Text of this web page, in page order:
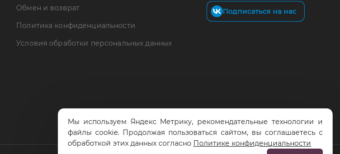
Обмен и возврат
Политика конфиденциальности
Условия обработки персональных данных
Подписаться на нас
Мы используем Яндекс Метрику, рекомендательные технологии и
файлы cookie. Продолжая пользоваться сайтом, вы соглашаетесь с
обработкой этих данных согласно Политике конфиденциальности